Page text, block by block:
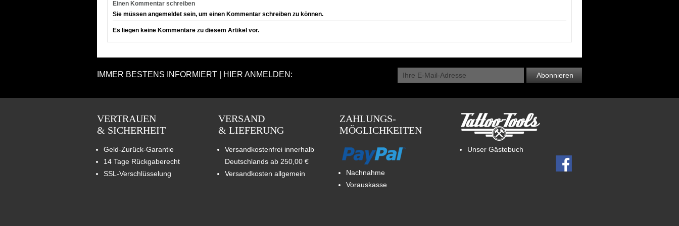
Einen Kommentar schreiben
Sie müssen angemeldet sein, um einen Kommentar schreiben zu können.
Es liegen keine Kommentare zu diesem Artikel vor.
IMMER BESTENS INFORMIERT | HIER ANMELDEN: Abonnieren
VERTRAUEN
& SICHERHEIT
Geld-Zurück-Garantie
14 Tage Rückgaberecht
SSL-Verschlüsselung
VERSAND
& LIEFERUNG
Versandkostenfrei innerhalb
Deutschlands ab 250,00 €
Versandkosten allgemein
ZAHLUNGS-
MÖGLICHKEITEN
Nachnahme
Vorauskasse
Unser Gästebuch